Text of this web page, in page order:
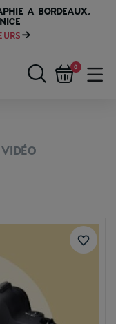
A BORDEAUX,
0
favorite_border